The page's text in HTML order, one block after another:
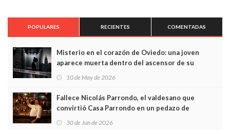
POPULARES RECIENTES COMENTADAS
Misterio en el corazón de Oviedo: una joven
aparece muerta dentro del ascensor de su
edificio y las cámaras captan sus últimos minutos
10 de May de 2026
Fallece Nicolás Parrondo, el valdesano que
convirtió Casa Parrondo en un pedazo de
Asturias en Madrid
30 de Jun de 2026